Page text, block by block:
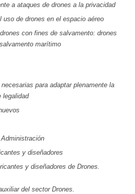
a ataques de drones a la privacidad
uso de drones en el espacio aéreo
con fines de salvamento: drones
marítimo
para adaptar plenamente la
legalidad
y diseñadores
y diseñadores de Drones.
del sector Drones.